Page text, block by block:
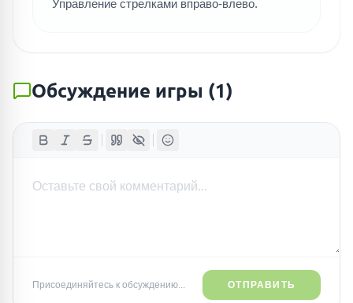
Управление стрелками вправо-влево.
Обсуждение игры (1)
Присоединяйтесь к обсуждению... ОТПРАВИТЬ